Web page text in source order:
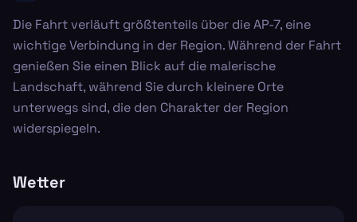
Die Fahrt verläuft größtenteils über die AP-7, eine
wichtige Verbindung in der Region. Während der Fahrt
genießen Sie einen Blick auf die malerische
Landschaft, während Sie durch kleinere Orte
unterwegs sind, die den Charakter der Region
widerspiegeln.
Wetter